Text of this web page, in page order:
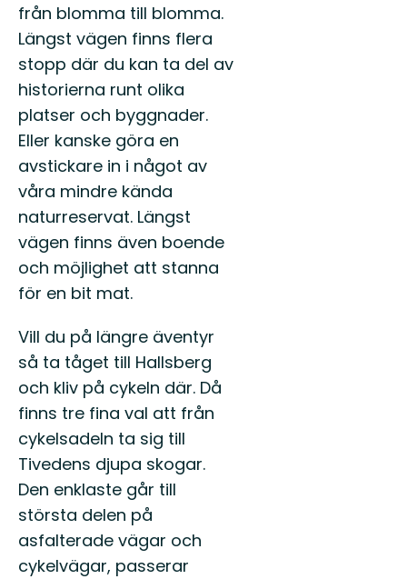
från blomma till blomma.
Längst vägen finns flera
stopp där du kan ta del av
historierna runt olika
platser och byggnader.
Eller kanske göra en
avstickare in i något av
våra mindre kända
naturreservat. Längst
vägen finns även boende
och möjlighet att stanna
för en bit mat.
Vill du på längre äventyr
så ta tåget till Hallsberg
och kliv på cykeln där. Då
finns tre fina val att från
cykelsadeln ta sig till
Tivedens djupa skogar.
Den enklaste går till
största delen på
asfalterade vägar och
cykelvägar, passerar